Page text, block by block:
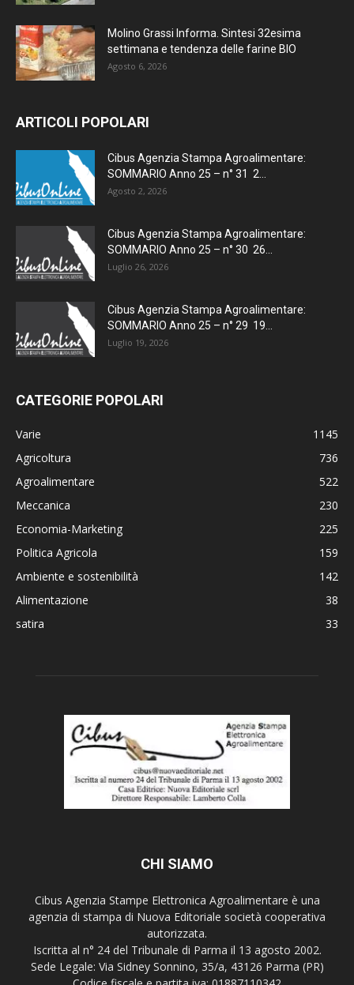
Molino Grassi Informa. Sintesi 32esima
settimana e tendenza delle farine BIO
Agosto 6, 2026
ARTICOLI POPOLARI
Cibus Agenzia Stampa Agroalimentare:
SOMMARIO Anno 25 – n° 31 2...
Agosto 2, 2026
Cibus Agenzia Stampa Agroalimentare:
SOMMARIO Anno 25 – n° 30 26...
Luglio 26, 2026
Cibus Agenzia Stampa Agroalimentare:
SOMMARIO Anno 25 – n° 29 19...
Luglio 19, 2026
CATEGORIE POPOLARI
Varie
1145
Agricoltura
736
Agroalimentare
522
Meccanica
230
Economia-Marketing
225
Politica Agricola
159
Ambiente e sostenibilità
142
Alimentazione
38
satira
33
CHI SIAMO
Cibus Agenzia Stampe Elettronica Agroalimentare è una
agenzia di stampa di Nuova Editoriale società cooperativa
autorizzata.
Iscritta al n° 24 del Tribunale di Parma il 13 agosto 2002.
Sede Legale: Via Sidney Sonnino, 35/a, 43126 Parma (PR)